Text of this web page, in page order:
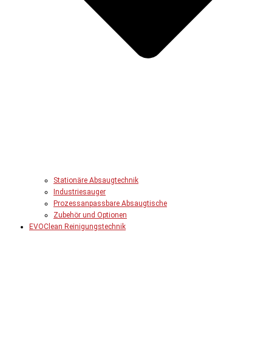
Stationäre Absaugtechnik
Industriesauger
Prozessanpassbare Absaugtische
Zubehör und Optionen
EVOClean Reinigungstechnik